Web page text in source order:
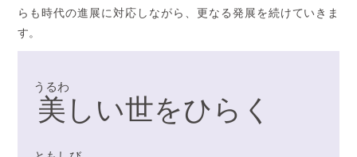
らも時代の進展に対応しながら、更なる発展を続けていきま
す。
美
うるわ
しい世をひらく